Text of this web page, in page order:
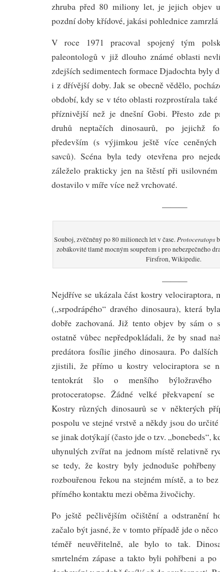
zhruba před 80 miliony let, je jejich objev
pozdní doby křídové, jakási pohlednice zamrzlá
V roce 1971 pracoval spojený tým
paleontologů v již dlouho známé oblasti
zdejších sedimentech formace Djadochta byly
i z dřívější doby. Jak se obecně vědělo,
období, kdy se v této oblasti rozprostírala
příznivější než je dnešní Gobi. Přesto zde
druhů neptačích dinosaurů, po jejichž
především (s výjimkou ještě více ceněných
savců). Scéna byla tedy otevřena pro
záleželo prakticky jen na štěstí při
dostavilo v míře více než vrchovaté.
———
Souboj, zvěčněný po 80 milionech let v čase. Protoceratops
zobákovité tlamě mocným soupeřem i pro nebezpečného
Firsfron, Wikipedie.
———
Nejdříve se ukázala část kostry velociraptora,
(„srpodrápého“ dravého dinosaura), která
dobře zachovaná. Již tento objev by sám o
ostatně vůbec nepředpokládali, že by snad
predátora fosílie jiného dinosaura. Po
zjistili, že přímo u kostry velociraptora se
tentokrát šlo o menšího býložravého
protoceratopse. Žádné velké překvapení
Kostry různých dinosaurů se v některých
pospolu ve stejné vrstvě a někdy jsou do
se jinak dotýkají (často jde o tzv. „bonebeds“,
uhynulých zvířat na jednom místě relativně
se tedy, že kostry byly jednoduše
rozbouřenou řekou na stejném místě, a to
přímého kontaktu mezi oběma živočichy.
Po ještě pečlivějším očištění a odstranění
začalo být jasné, že v tomto případě jde o
téměř neuvěřitelně, ale bylo to tak.
smrtelném zápase a takto byli pohřbeni a